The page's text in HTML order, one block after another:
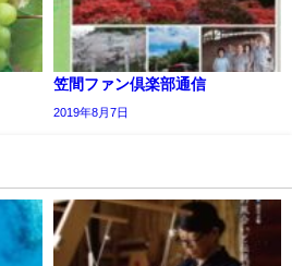
笠間ファン倶楽部通信
2019年8月7日